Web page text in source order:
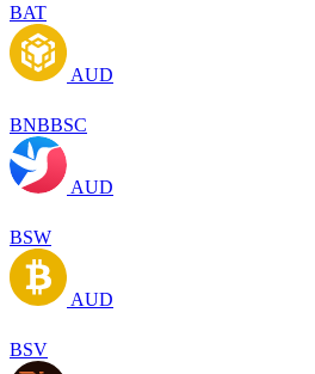
BAT
AUD
BNBBSC
AUD
BSW
AUD
BSV